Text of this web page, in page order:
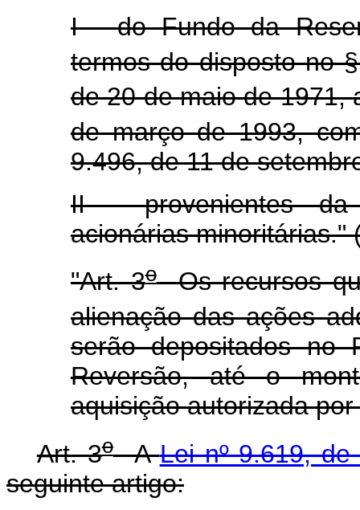
I - do Fundo da
termos do disposto no
de 20 de maio de 1971,
de março de 1993,
9.496, de 11 de
II - provenientes da
acionárias minoritárias."
"Art. 3oOs recursos
alienação das ações
serão depositados no
Reversão, até o
aquisição autorizada
Art. 3oALei nº 9.619, de
seguinte artigo: